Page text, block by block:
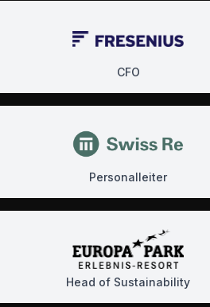
CFO
Personalleiter
Head of Sustainability